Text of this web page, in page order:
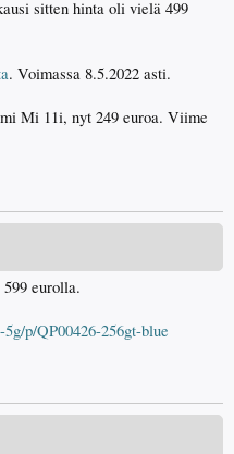
sitten hinta oli vielä 499
. Voimassa 8.5.2022 asti.
Mi 11i, nyt 249 euroa. Viime
eurolla.
p/QP00426-256gt-blue